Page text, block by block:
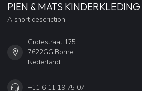
PIEN & MATS KINDERKLEDING
A short description
Grotestraat 175
7622GG Borne
Nederland
+31 6 11 19 75 07